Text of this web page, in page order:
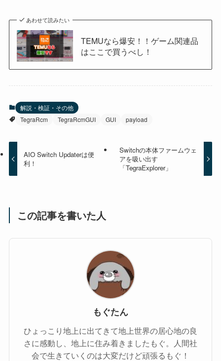
あわせて読みたい
TEMUなら爆安！！ゲーム関連品
はここで買うべし！
解説・検証・その他
TegraRcm
TegraRcmGUI GUI payload
AIO Switch Updaterは便
利！
Switchの本体ファームウェ
アを吸い出す
「TegraExplorer」
この記事を書いた人
もぐたん
ひょっこり地上に出てきて地上世界の居心地の良
さに感動し、地上に住み着きましたもぐ。人間社
会で生きていくのは大変だけど頑張るもぐ！